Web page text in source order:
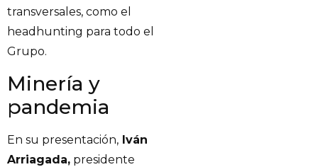
transversales, como el
headhunting para todo el
Grupo.
Minería y
pandemia
En su presentación, Iván
Arriagada, presidente